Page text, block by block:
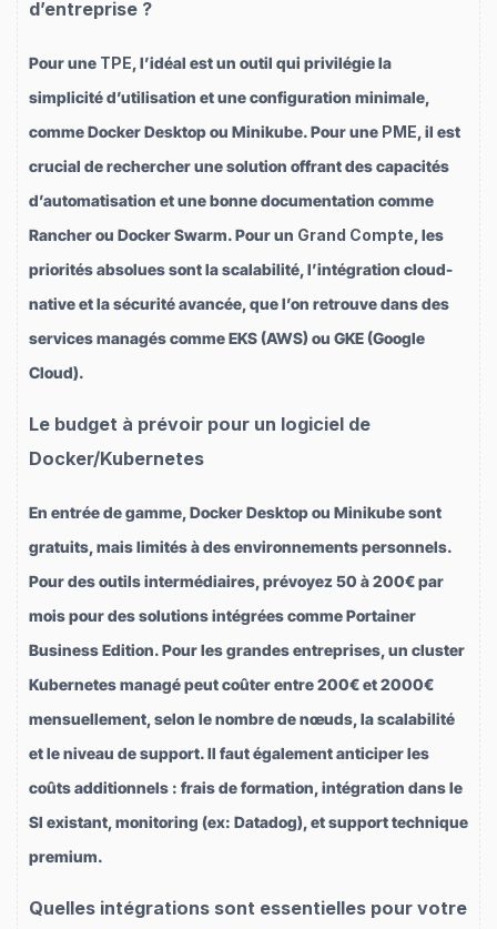
d’entreprise ?
Pour une TPE, l’idéal est un outil qui privilégie la
simplicité d’utilisation et une configuration minimale,
comme Docker Desktop ou Minikube. Pour une PME, il est
crucial de rechercher une solution offrant des capacités
d’automatisation et une bonne documentation comme
Rancher ou Docker Swarm. Pour un Grand Compte, les
priorités absolues sont la scalabilité, l’intégration cloud-
native et la sécurité avancée, que l’on retrouve dans des
services managés comme EKS (AWS) ou GKE (Google
Cloud).
Le budget à prévoir pour un logiciel de
Docker/Kubernetes
En entrée de gamme, Docker Desktop ou Minikube sont
gratuits, mais limités à des environnements personnels.
Pour des outils intermédiaires, prévoyez 50 à 200€ par
mois pour des solutions intégrées comme Portainer
Business Edition. Pour les grandes entreprises, un cluster
Kubernetes managé peut coûter entre 200€ et 2000€
mensuellement, selon le nombre de nœuds, la scalabilité
et le niveau de support. Il faut également anticiper les
coûts additionnels : frais de formation, intégration dans le
SI existant, monitoring (ex: Datadog), et support technique
premium.
Quelles intégrations sont essentielles pour votre